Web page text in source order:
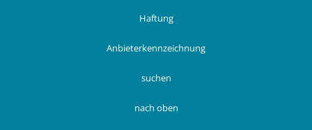
Haftung
Anbieterkennzeichnung
suchen
nach oben